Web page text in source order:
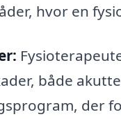
hvor en
både
der